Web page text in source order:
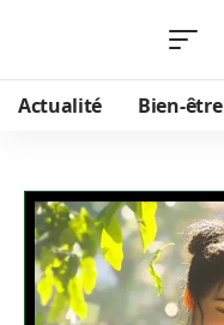
Actualité Bien-être